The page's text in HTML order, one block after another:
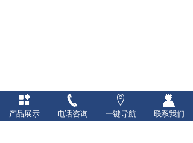
产品展示 电话咨询 一键导航 联系我们